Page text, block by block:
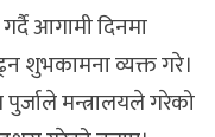
आगामी दिनमा
शुभकामना व्यक्त गरे।
पुर्जाले मन्त्रालयले गरेको